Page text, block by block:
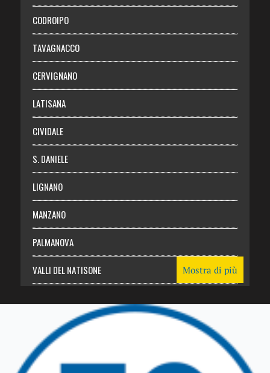
Necrologie
Chi siamo
Abbonati
Login
CODROIPO
TAVAGNACCO
CERVIGNANO
LATISANA
CIVIDALE
S. DANIELE
LIGNANO
MANZANO
PALMANOVA
VALLI DEL NATISONE
TRICESIMO
TARCENTO
Mostra di più